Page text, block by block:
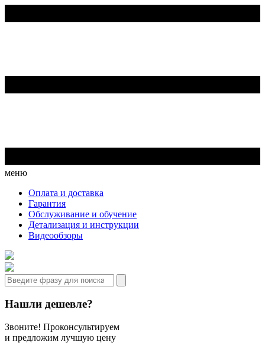
меню
Оплата и доставка
Гарантия
Обслуживание и обучение
Детализация и инструкции
Видеообзоры
Нашли дешевле?
Звоните! Проконсультируем
и предложим лучшую цену